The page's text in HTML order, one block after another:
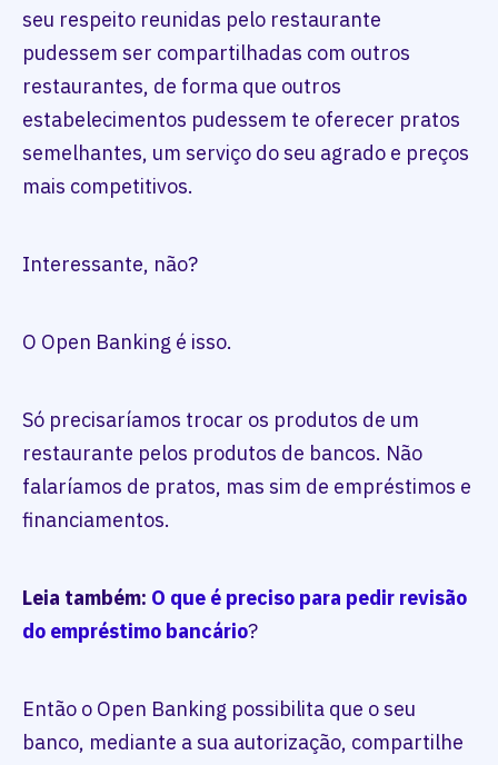
seu respeito reunidas pelo restaurante
pudessem ser compartilhadas com outros
restaurantes, de forma que outros
estabelecimentos pudessem te oferecer pratos
semelhantes, um serviço do seu agrado e preços
mais competitivos.
Interessante, não?
O Open Banking é isso.
Só precisaríamos trocar os produtos de um
restaurante pelos produtos de bancos. Não
falaríamos de pratos, mas sim de empréstimos e
financiamentos.
Leia também: O que é preciso para pedir revisão
do empréstimo bancário?
Então o Open Banking possibilita que o seu
banco, mediante a sua autorização, compartilhe